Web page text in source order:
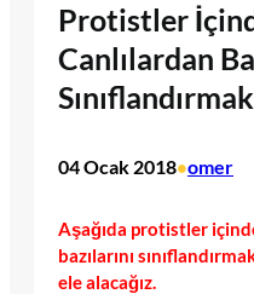
Protistler
Canlılardan
04 Ocak 2018•omer
Aşağıda protistler
bazılarını
ele alacağız.